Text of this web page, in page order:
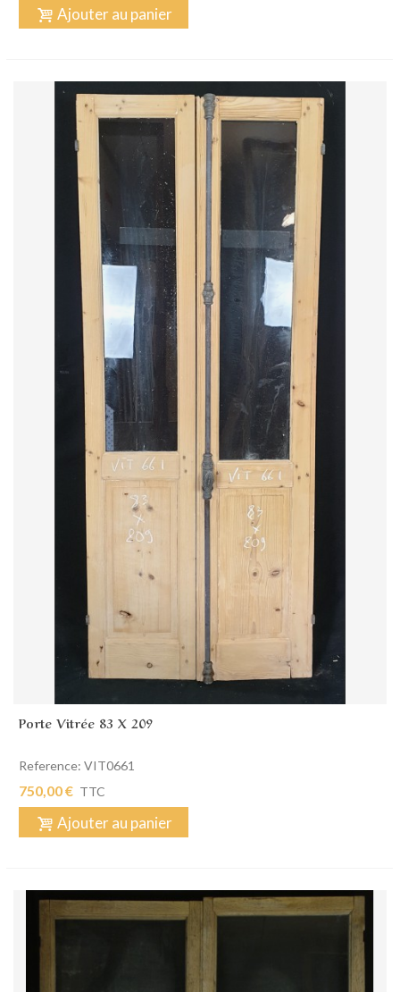
Ajouter au panier
Porte Vitrée 83 X 209
Reference: VIT0661
750,00 € TTC
Ajouter au panier